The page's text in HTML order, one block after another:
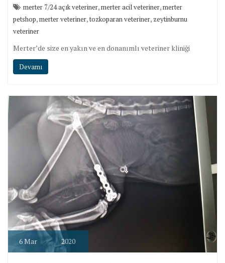
merter 7/24 açık veteriner,merter acil veteriner,merter
petshop,merter veteriner,tozkoparan veteriner, zeytinburnu
veteriner
Merter’de size en yakın ve en donanımlı veteriner kliniği
Devamı
6Mar 2020